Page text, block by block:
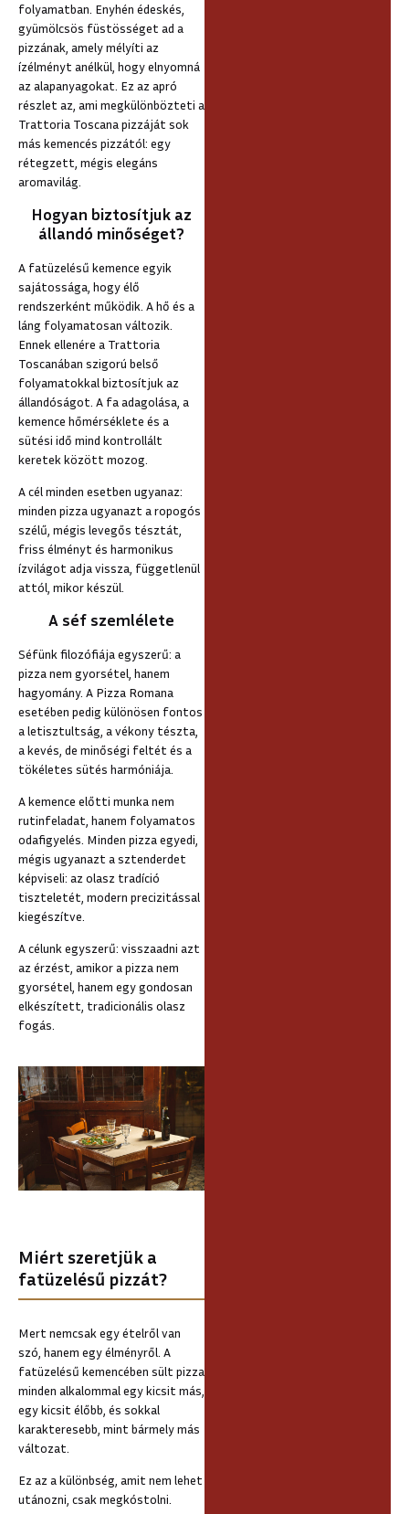
folyamatban. Enyhén édeskés,
gyümölcsös füstösséget ad a
pizzának, amely mélyíti az
ízélményt anélkül, hogy elnyomná
az alapanyagokat. Ez az apró
részlet az, ami megkülönbözteti a
Trattoria Toscana pizzáját sok
más kemencés pizzától: egy
rétegzett, mégis elegáns
aromavilág.
Hogyan biztosítjuk az
állandó minőséget?
A fatüzelésű kemence egyik
sajátossága, hogy élő
rendszerként működik. A hő és a
láng folyamatosan változik.
Ennek ellenére a Trattoria
Toscanában szigorú belső
folyamatokkal biztosítjuk az
állandóságot. A fa adagolása, a
kemence hőmérséklete és a
sütési idő mind kontrollált
keretek között mozog.
A cél minden esetben ugyanaz:
minden pizza ugyanazt a ropogós
szélű, mégis levegős tésztát,
friss élményt és harmonikus
ízvilágot adja vissza, függetlenül
attól, mikor készül.
A séf szemlélete
Séfünk filozófiája egyszerű: a
pizza nem gyorsétel, hanem
hagyomány. A Pizza Romana
esetében pedig különösen fontos
a letisztultság, a vékony tészta,
a kevés, de minőségi feltét és a
tökéletes sütés harmóniája.
A kemence előtti munka nem
rutinfeladat, hanem folyamatos
odafigyelés. Minden pizza egyedi,
mégis ugyanazt a sztenderdet
képviseli: az olasz tradíció
tiszteletét, modern precizitással
kiegészítve.
A célunk egyszerű: visszaadni azt
az érzést, amikor a pizza nem
gyorsétel, hanem egy gondosan
elkészített, tradicionális olasz
fogás.
Miért szeretjük a
fatüzelésű pizzát?
Mert nemcsak egy ételről van
szó, hanem egy élményről. A
fatüzelésű kemencében sült pizza
minden alkalommal egy kicsit más,
egy kicsit élőbb, és sokkal
karakteresebb, mint bármely más
változat.
Ez az a különbség, amit nem lehet
utánozni, csak megkóstolni.